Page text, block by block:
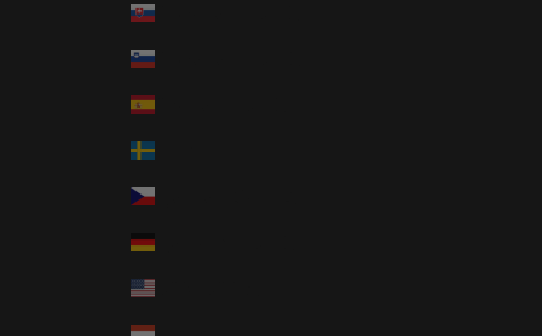
Slovakien (EUR €)
Slovenien (EUR €)
Spanien (EUR €)
Sverige (SEK kr)
Tjeckien (CZK Kč)
Tyskland (EUR €)
USA (USD $)